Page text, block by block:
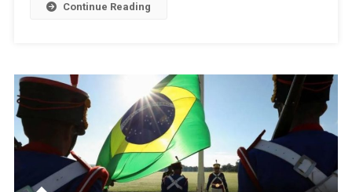
Continue Reading